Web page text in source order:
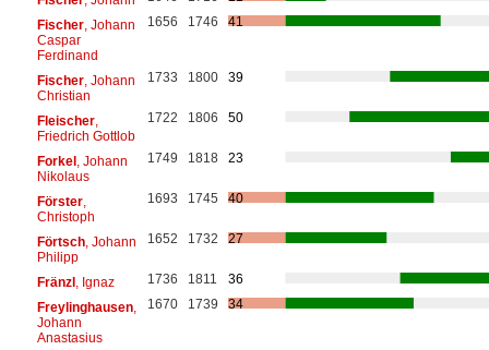
Fischer, Johann
Caspar
Ferdinand
1656 1746 41
Fischer, Johann
Christian
1733 1800 39
Fleischer,
Friedrich Gottlob
1722 1806 50
Forkel, Johann
Nikolaus
1749 1818 23
Förster,
Christoph
1693 1745 40
Förtsch, Johann
Philipp
1652 1732 27
Fränzl, Ignaz 1736 1811
36
Freylinghausen,
Johann
Anastasius
1670 1739 34